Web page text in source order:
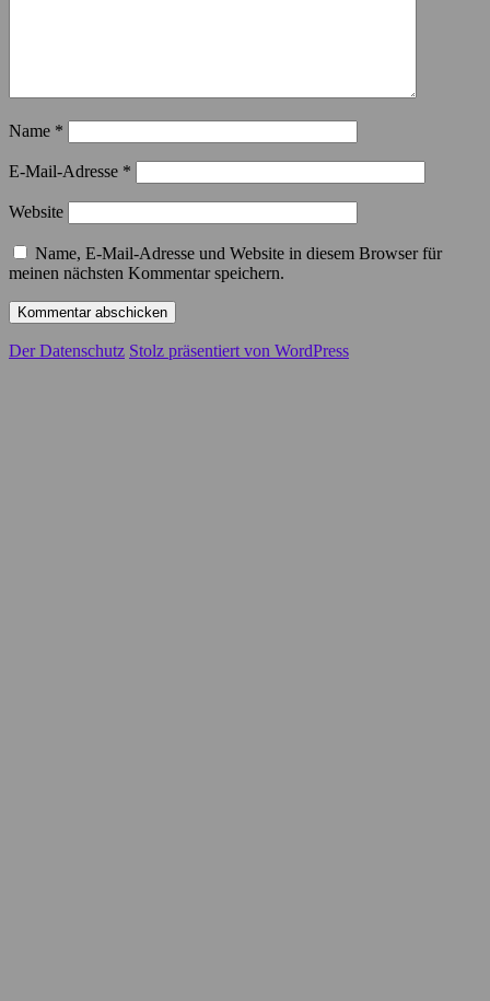
Name *
E-Mail-Adresse *
Website
Name, E-Mail-Adresse und Website in diesem Browser für
meinen nächsten Kommentar speichern.
Der Datenschutz Stolz präsentiert von WordPress